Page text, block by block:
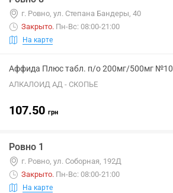
г. Ровно, ул. Степана Бандеры, 40
Закрыто. Пн-Вс: 08:00-21:00
На карте
Аффида Плюс табл. п/о 200мг/500мг №10
АЛКАЛОИД АД - СКОПЬЕ
107.50 грн
Ровно 1
г. Ровно, ул. Соборная, 192Д
Закрыто. Пн-Вс: 08:00-21:00
На карте